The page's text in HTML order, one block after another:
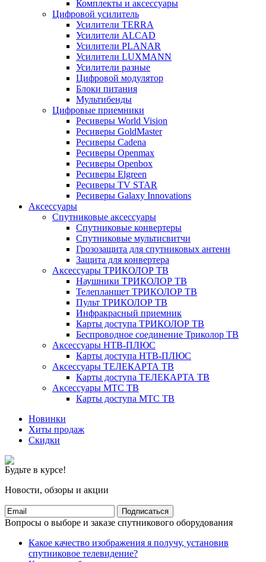
Комплекты и аксессуары
Цифровой усилитель
Усилители TERRA
Усилители ALCAD
Усилители PLANAR
Усилители LUXMANN
Усилители разные
Цифровой модулятор
Блоки питания
Мультибенды
Цифровые приемники
Ресиверы World Vision
Ресиверы GoldMaster
Ресиверы Cadena
Ресиверы Openmax
Ресиверы Openbox
Ресиверы Elgreen
Ресиверы TV STAR
Ресиверы Galaxy Innovations
Аксессуары
Спутниковые аксессуары
Спутниковые конвертеры
Спутниковые мультисвитчи
Грозозащита для спутниковых антенн
Защита для конвертера
Аксессуары ТРИКОЛОР ТВ
Наушники ТРИКОЛОР ТВ
Телепланшет ТРИКОЛОР ТВ
Пульт ТРИКОЛОР ТВ
Инфракрасный приемник
Карты доступа ТРИКОЛОР ТВ
Беспроводное соединение Триколор ТВ
Аксессуары НТВ-ПЛЮС
Карты доступа НТВ-ПЛЮС
Аксессуары ТЕЛЕКАРТА ТВ
Карты доступа ТЕЛЕКАРТА ТВ
Аксессуары МТС ТВ
Карты доступа МТС ТВ
Новинки
Хиты продаж
Скидки
Будьте в курсе!
Новости, обзоры и акции
Подписаться
Вопросы о выборе и заказе спутникового оборудования
Какое качество изображения я получу, установив
спутниковое телевидение?